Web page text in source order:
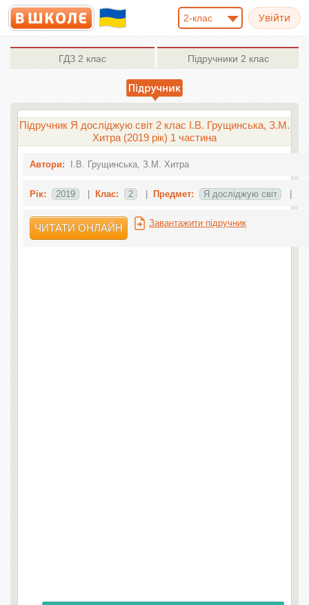
2-клас
ГДЗ 2 клас Підручники 2 клас
Підручник Я досліджую світ 2 клас І.В. Грущинська, З.М.
Хитра (2019 рік) 1 частина
Автори: І.В. Грущинська, З.М. Хитра
Рік: 2019 Клас: 2 Предмет: Я досліджую світ
ЧИТАТИ ОНЛАЙН Завантажити підручник